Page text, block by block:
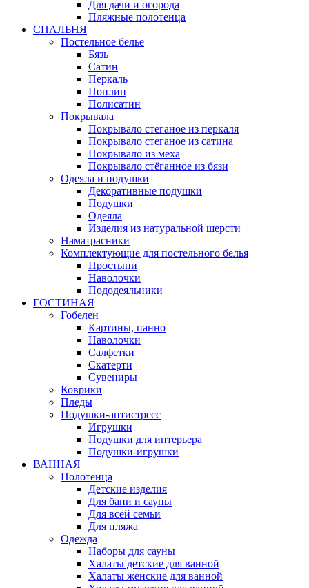
Для дачи и огорода
Пляжные полотенца
СПАЛЬНЯ
Постельное белье
Бязь
Сатин
Перкаль
Поплин
Полисатин
Покрывала
Покрывало стеганое из перкаля
Покрывало стеганое из сатина
Покрывало из меха
Покрывало стёганное из бязи
Одеяла и подушки
Декоративные подушки
Подушки
Одеяла
Изделия из натуральной шерсти
Наматраcники
Комплектующие для постельного белья
Простыни
Наволочки
Пододеяльники
ГОСТИНАЯ
Гобелен
Картины, панно
Наволочки
Салфетки
Скатерти
Сувениры
Коврики
Пледы
Подушки-антистресс
Игрушки
Подушки для интерьера
Подушки-игрушки
ВАННАЯ
Полотенца
Детские изделия
Для бани и сауны
Для всей семьи
Для пляжа
Одежда
Наборы для сауны
Халаты детские для ванной
Халаты женские для ванной